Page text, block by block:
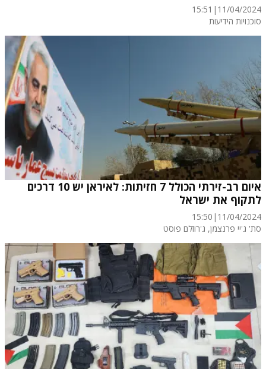
11/04/2024
|
15:51
סוכנויות הידיעות
איום רב-זירתי הכולל 7 חזיתות: לאיראן יש 10 דרכים
לתקוף את ישראל
11/04/2024
|
15:50
סת' ג'יי פרנצמן, ג'רוזלם פוסט